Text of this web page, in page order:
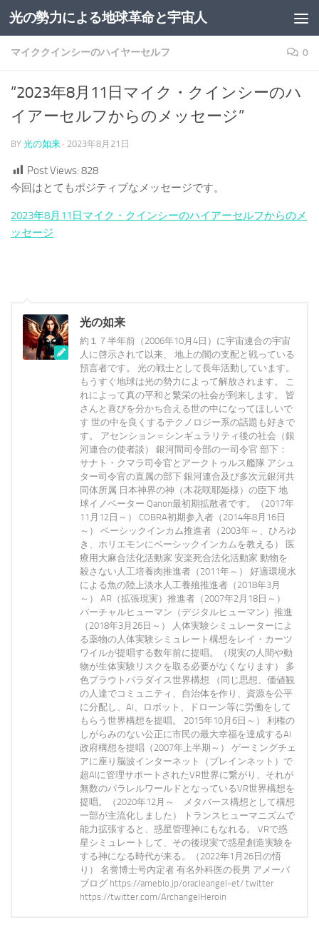
コンテンツへスキップ
光の勢力による地球革命と宇宙人
マイククインシーのハイヤーセルフ 0
”2023年8月11日マイク・クインシーのハ
イアーセルフからのメッセージ”
BY 光の如来 · 2023年8月21日
Post Views: 828
今回はとてもポジティブなメッセージです。
2023年8月11日マイク・クインシーのハイアーセルフからのメ
ッセージ
光の如来
約１７半年前（2006年10月4日）に宇宙連合の宇宙
人に啓示されて以来、 地上の闇の支配と戦っている
預言者です。 光の戦士として長年活動しています。
もうすぐ地球は光の勢力によって解放されます。 こ
れによって真の平和と繁栄の社会が到来します。 皆
さんと喜びを分かち合える世の中になってほしいで
す 世の中を良くするテクノロジー系の話題も好きで
す。 アセンション＝シンギュラリティ後の社会（銀
河連合の使者談） 銀河間司令部の一司令官 部下：
サナト・クマラ司令官とアークトゥルス艦隊 アシュ
ター司令官の直属の部下 銀河連合及び多次元銀河共
同体所属 日本神界の神（木花咲耶姫様）の臣下 地
球イノベーター Qanon最初期拡散者です。（2017年
11月12日～） COBRA初期参入者（2014年8月16日
～） ベーシックインカム推進者（2003年～、ひろゆ
き、ホリエモンにベーシックインカムを教える） 医
療用大麻合法化活動家 安楽死合法化活動家 動物を
殺さない人工培養肉推進者（2011年～） 好適環境水
による魚の陸上淡水人工養殖推進者（2018年3月
～） AR（拡張現実）推進者（2007年2月18日～）
バーチャルヒューマン（デジタルヒューマン）推進
（2018年3月26日～） 人体実験シミュレーターによ
る薬物の人体実験シミュレート構想をレイ・カーツ
ワイルが提唱する数年前に提唱。（現実の人間や動
物が生体実験リスクを取る必要がなくなります） 多
色プラウトパラダイス世界構想 （同じ思想、価値観
の人達でコミュニティ、自治体を作り、資源を公平
に分配し、AI、ロボット、ドローン等に労働をして
もらう世界構想を提唱。 2015年10月6日～） 利権の
しがらみのない公正に市民の最大幸福を達成するAI
政府構想を提唱（2007年上半期～） ゲーミングチェ
アに座り脳波インターネット（ブレインネット）で
超AIに管理サポートされたVR世界に繋がり、それが
無数のパラレルワールドとなっているVR世界構想を
提唱。（2020年12月～ メタバース構想として構想
一部が主流化しました） トランスヒューマニズムで
能力拡張すると、惑星管理神にもなれる。 VRで惑
星シミュレートして、その後現実で惑星創造実験を
する神になる時代が来る。（2022年1月26日の悟
り） 名誉博士号内定者 有名外科医の長男 アメーバ
ブログ https://ameblo.jp/oracleangel-et/ twitter
https://twitter.com/ArchangelHeroin